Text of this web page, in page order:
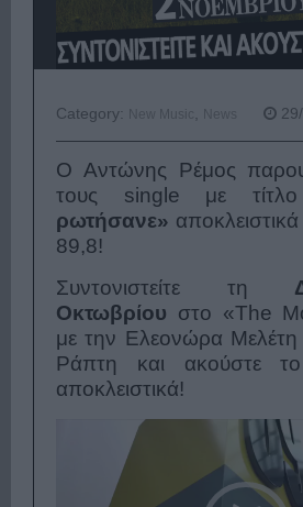
Category: New Music News
O Αντώνης Ρέμος
τους single με
ρωτήσανε»
89,8!
Συντονιστείτε τη
Οκτωβρίου στο «The
με την Ελεονώρα Μελέτη
Ράπτη και ακούστε
αποκλειστικά!
Αναπαραγωγής